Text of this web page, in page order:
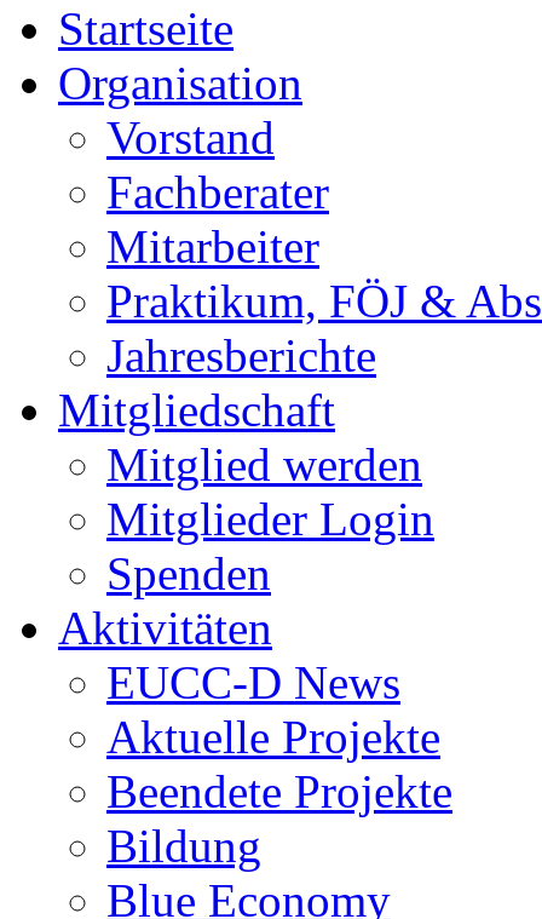
Startseite
Organisation
Vorstand
Fachberater
Mitarbeiter
Praktikum, FÖJ &
Jahresberichte
Mitgliedschaft
Mitglied werden
Mitglieder Login
Spenden
Aktivitäten
EUCC-D News
Aktuelle Projekte
Beendete Projekte
Bildung
Blue Economy